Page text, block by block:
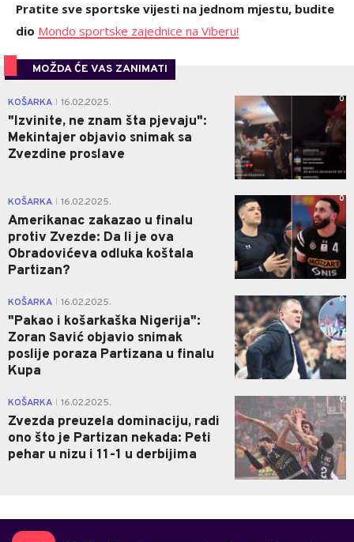
Pratite sve sportske vijesti na jednom mjestu, budite
dio Mondo sportske zajednice na Viberu!
MOŽDA ĆE VAS ZANIMATI
KOŠARKA 16.02.2025.
"Izvinite, ne znam šta pjevaju":
Mekintajer objavio snimak sa
Zvezdine proslave
0
KOŠARKA 16.02.2025.
Amerikanac zakazao u finalu
protiv Zvezde: Da li je ova
Obradovićeva odluka koštala
Partizan?
0
KOŠARKA 16.02.2025.
"Pakao i košarkaška Nigerija":
Zoran Savić objavio snimak
poslije poraza Partizana u finalu
Kupa
0
KOŠARKA 16.02.2025.
Zvezda preuzela dominaciju, radi
ono što je Partizan nekada: Peti
pehar u nizu i 11-1 u derbijima
0